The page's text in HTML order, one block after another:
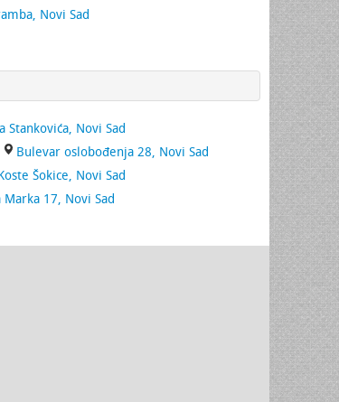
Novi Sad
Stankovića, Novi Sad
Bulevar oslobođenja 28, Novi Sad
Šokice, Novi Sad
Marka 17, Novi Sad